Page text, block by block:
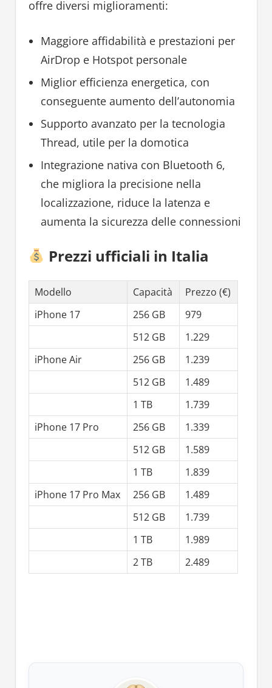
offre diversi miglioramenti:
Maggiore affidabilità e prestazioni per
AirDrop e Hotspot personale
Miglior efficienza energetica, con
conseguente aumento dell’autonomia
Supporto avanzato per la tecnologia
Thread, utile per la domotica
Integrazione nativa con Bluetooth 6,
che migliora la precisione nella
localizzazione, riduce la latenza e
aumenta la sicurezza delle connessioni
Prezzi ufficiali in Italia
Modello Capacità
Prezzo (€)
iPhone 17
256 GB
979
512 GB
1.229
iPhone Air
256 GB
1.239
512 GB
1.489
1 TB
1.739
iPhone 17 Pro
256 GB
1.339
512 GB
1.589
1 TB
1.839
iPhone 17 Pro Max
256 GB
1.489
512 GB
1.739
1 TB
1.989
2 TB
2.489